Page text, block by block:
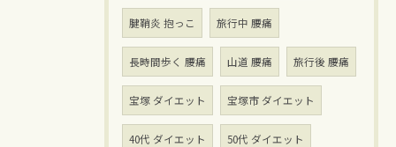
腱鞘炎 抱っこ 旅行中 腰痛
長時間歩く 腰痛 山道 腰痛 旅行後 腰痛
宝塚 ダイエット 宝塚市 ダイエット
40代 ダイエット 50代 ダイエット